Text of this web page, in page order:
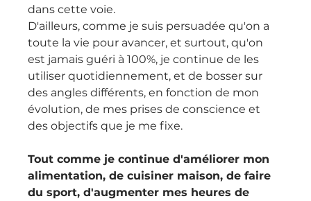
dans cette voie.
D'ailleurs, comme je suis persuadée qu'on a
toute la vie pour avancer, et surtout, qu'on
est jamais guéri à 100%, je continue de les
utiliser quotidiennement, et de bosser sur
des angles différents, en fonction de mon
évolution, de mes prises de conscience et
des objectifs que je me fixe.
Tout comme je continue d'améliorer mon
alimentation, de cuisiner maison, de faire
du sport, d'augmenter mes heures de